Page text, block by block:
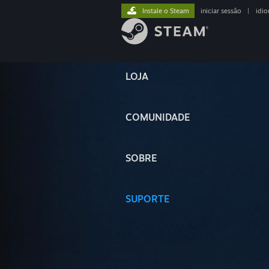
LOJA
COMUNIDADE
SOBRE
SUPORTE
Instale o Steam iniciar sessão